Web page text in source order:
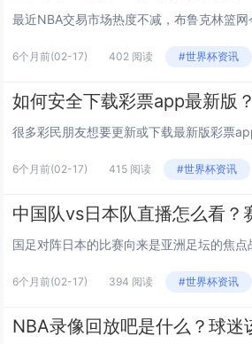
6个月前(02-17) 402 阅读 #世界杯资讯
如何安全下载彩票app最新版？
6个月前(02-17) 415 阅读 #世界杯资讯
6个月前(02-17) 394 阅读 #世界杯资讯